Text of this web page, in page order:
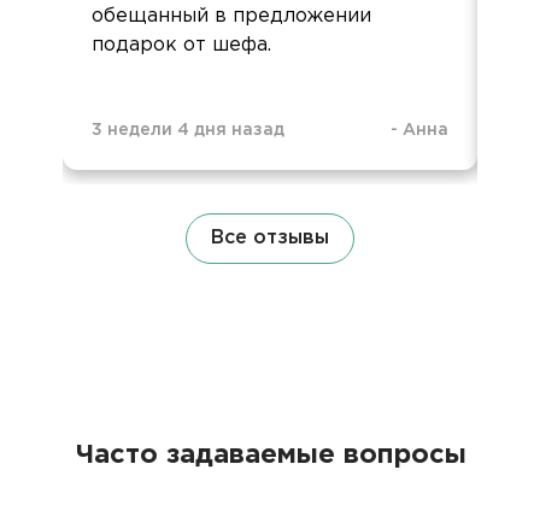
обещанный в предложении
подарок от шефа.
3 недели 4 дня назад - Анна
Все отзывы
Часто задаваемые вопросы